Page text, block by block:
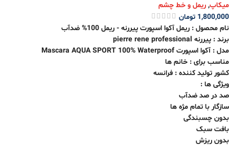
میکاپ, ریمل و خط چشم
1,800,000 تومان
نام محصول : ریمل آکوا اسپورت پیررنه - ریمل 100% ضدآب
برند : پیررنه pierre rene professional
مدل : آکوا اسپورت Mascara AQUA SPORT 100% Waterproof
مناسب برای : خانم ها
کشور تولید کننده : فرانسه
ویژگی ها :
صد در صد ضدآب
سازگار با تمام مژه ها
بدون چسبندگی
بافت سبک
بدون ریزش